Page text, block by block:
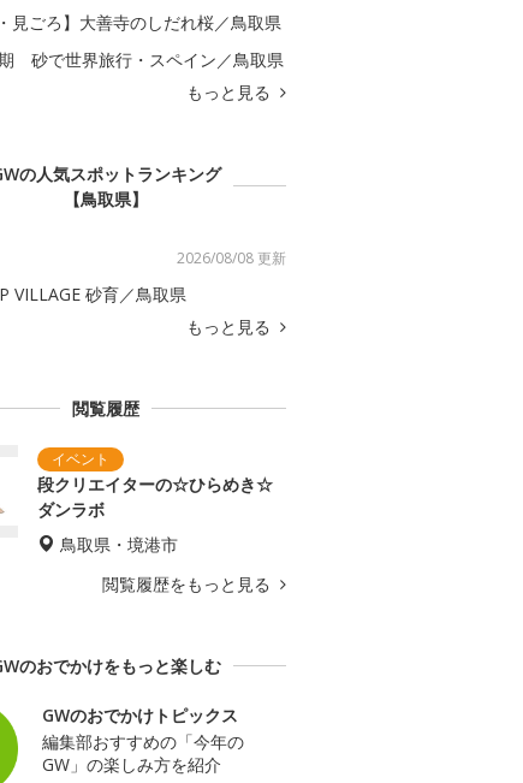
見ごろ】大善寺のしだれ桜／鳥取県
砂で世界旅行・スペイン／鳥取県
もっと見る
の人気スポットランキング
【鳥取県】
2026/08/08 更新
VILLAGE 砂育／鳥取県
もっと見る
閲覧履歴
段クリエイターの☆ひらめき☆
ダンラボ
鳥取県・境港市
閲覧履歴をもっと見る
のおでかけをもっと楽しむ
GWのおでかけトピックス
編集部おすすめの「今年の
GW」の楽しみ方を紹介